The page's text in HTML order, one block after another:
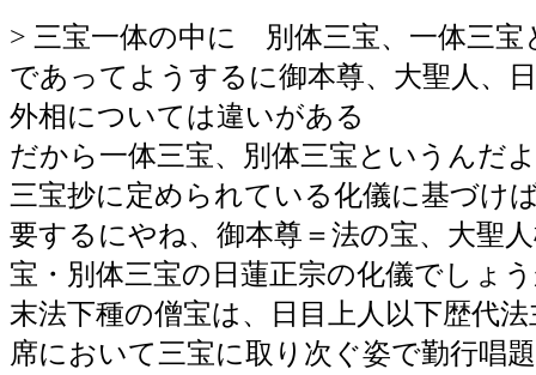
> 三宝一体の中に 別体三宝、一体三
であってようするに御本尊、大聖人、
外相については違いがある
だから一体三宝、別体三宝というん
三宝抄に定められている化儀に基づけ
要するにやね、御本尊＝法の宝、大聖
宝・別体三宝の日蓮正宗の化儀でしょ
末法下種の僧宝は、日目上人以下歴代
席において三宝に取り次ぐ姿で勤行